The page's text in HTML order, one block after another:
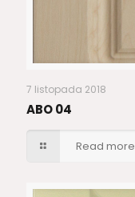
7 listopada 2018
ABO 04
Read more